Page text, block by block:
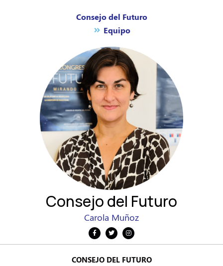
Consejo del Futuro
Equipo
Consejo del Futuro
Carola Muñoz
CONSEJO DEL FUTURO